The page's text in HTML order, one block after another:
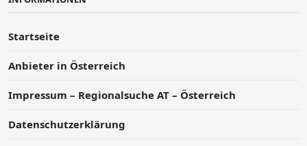
Startseite
Anbieter in Österreich
Impressum – Regionalsuche AT – Österreich
Datenschutzerklärung